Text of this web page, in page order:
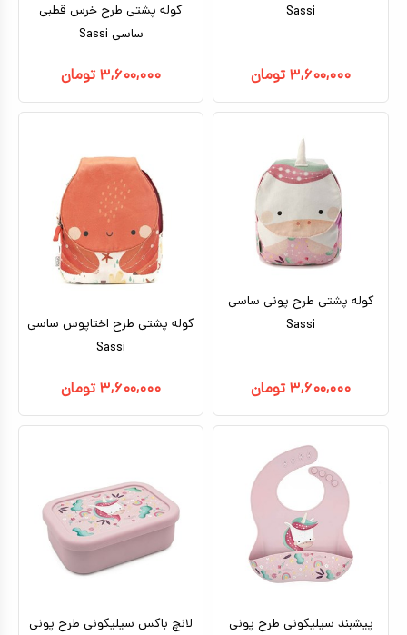
Sassi
۳,۶۰۰,۰۰۰ تومان
کوله پشتی طرح خرس قطبی
ساسی Sassi
۳,۶۰۰,۰۰۰ تومان
کوله پشتی طرح پونی ساسی
Sassi
۳,۶۰۰,۰۰۰ تومان
کوله پشتی طرح اختاپوس ساسی
Sassi
۳,۶۰۰,۰۰۰ تومان
پیشبند سیلیکونی طرح پونی
لانچ باکس سیلیکونی طرح پونی